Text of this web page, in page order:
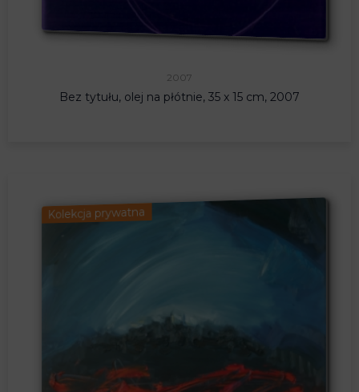
2007
Bez tytułu, olej na płótnie, 35 x 15 cm, 2007
Kolekcja prywatna